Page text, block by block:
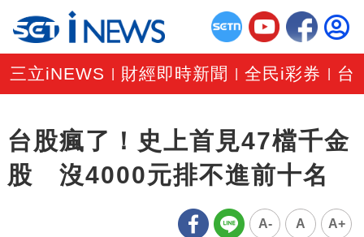
三立iNEWS 財經即時新聞 |全民i彩券 台
台股瘋了！史上首見47檔千金
股 沒4000元排不進前十名
A- A A+